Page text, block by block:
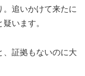
。追いかけて来たに
います。
、証拠もないのに大